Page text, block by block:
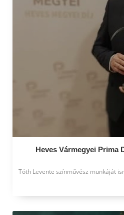
Heves Vármegyei Prima
Tóth Levente színművész munkáját